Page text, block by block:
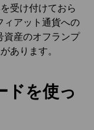
受け付けておら
アット通貨への
資産のオフランプ
あります。
ドを使っ